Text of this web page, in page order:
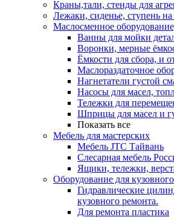
Краны,тали, стенды для
Лежаки, сиденье, ступень на
Маслосменное
Ванны для мойки
Воронки, мерные
Ёмкости для сбора, и
Маслораздаточное
Нагнетатели густой
Насосы для масел,
Тележки для
Шприцы для масел и
Показать все
Мебель для мастерских
Мебель JTC Тайвань
Слесарная мебель
Ящики, тележки,
Оборудование для
Гидравлические
кузовного ремонта.
Для ремонта пластика